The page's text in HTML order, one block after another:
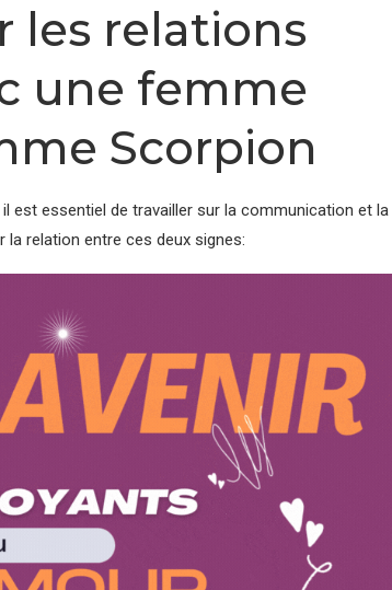
les relations
une femme
Scorpion
est essentiel de travailler sur la communication et la
relation entre ces deux signes: